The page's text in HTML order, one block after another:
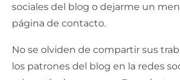
sociales del blog o dejarme un
página de contacto.
No se olviden de compartir sus
los patrones del blog en la redes